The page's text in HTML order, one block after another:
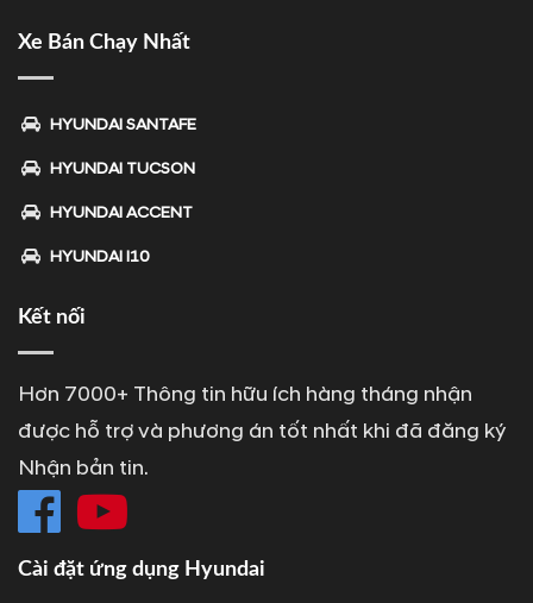
Xe Bán Chạy Nhất
HYUNDAI SANTAFE
HYUNDAI TUCSON
HYUNDAI ACCENT
HYUNDAI I10
Kết nối
Hơn 7000+ Thông tin hữu ích hàng tháng nhận
được hỗ trợ và phương án tốt nhất khi đã đăng ký
Nhận bản tin.
Cài đặt ứng dụng Hyundai